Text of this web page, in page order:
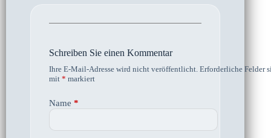
Schreiben Sie einen Kommentar
Ihre E-Mail-Adresse wird nicht veröffentlicht. Erforderliche Felder
mit * markiert
Name *